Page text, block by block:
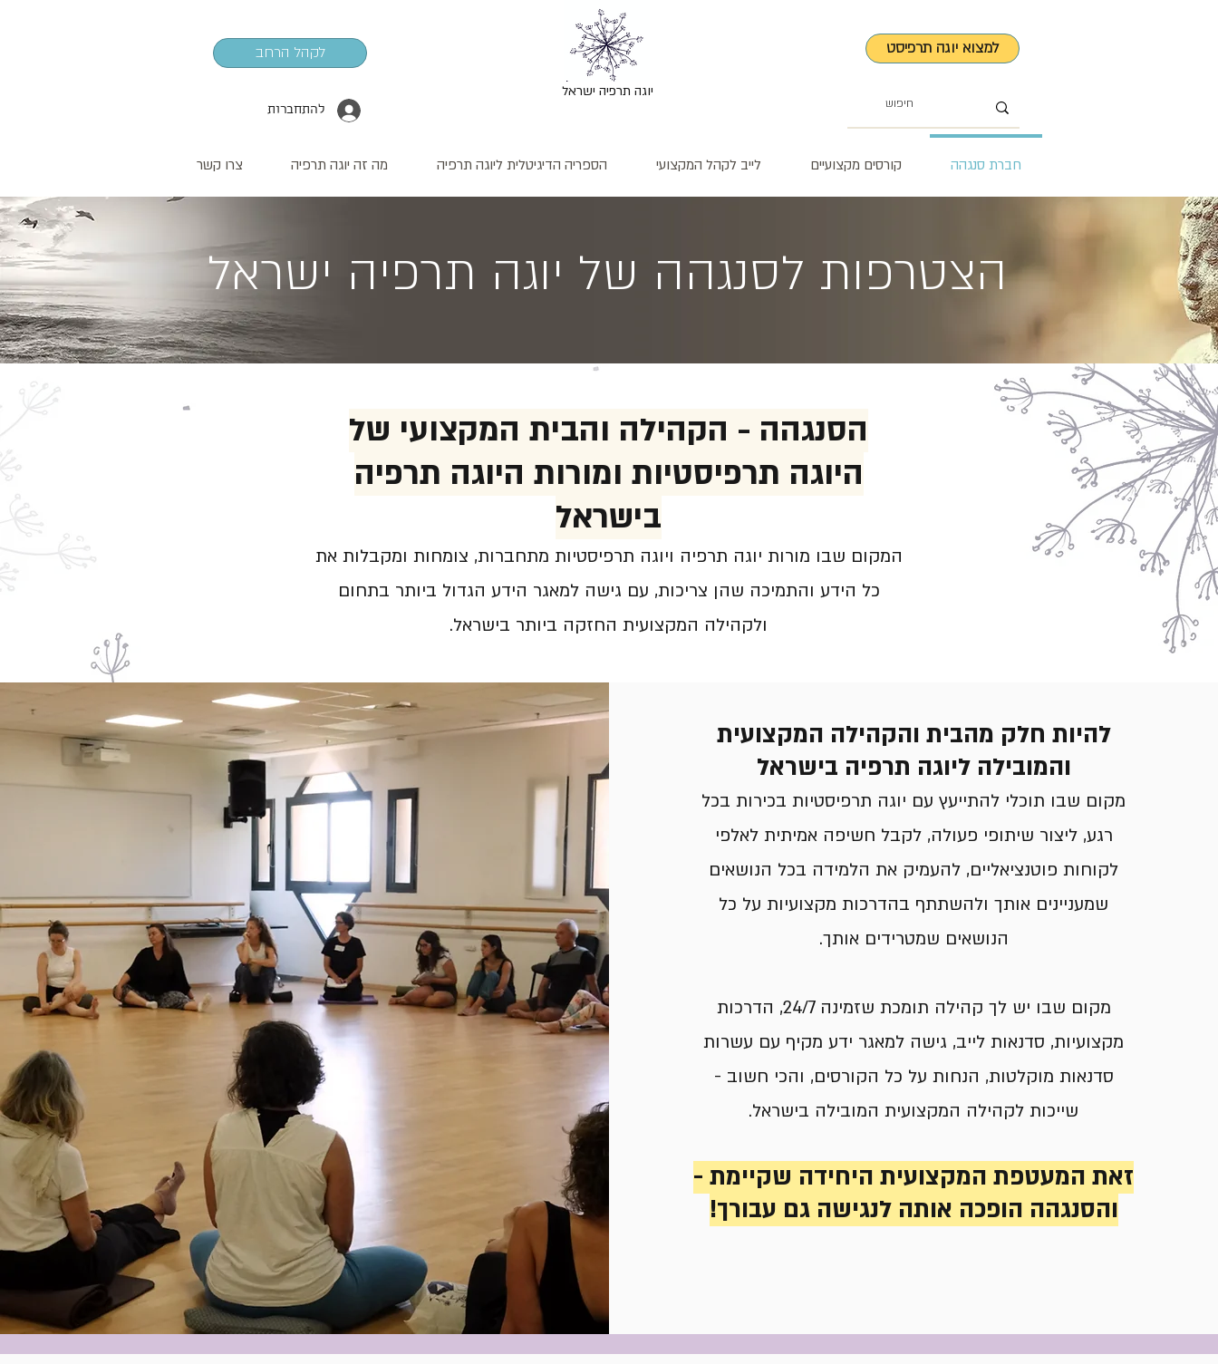
לקהל הרחב
להתחברות
יוגה תרפיה ישראל
למצוא יוגה תרפיסט
חברת סנגהה קורסים מקצועיים לייב לקהל המקצועי הספריה הדיגיטלית ליוגה תרפיה מה זה יוגה תרפיה צרו קשר
הצטרפות לסנגהה של יוגה תרפיה ישראל
הסנגהה - הקהילה והבית המקצועי של
היוגה תרפיסטיות ומורות היוגה תרפיה
בישראל
​המקום שבו מורות יוגה תרפיה ויוגה תרפיסטיות מתחברות, צומחות ומקבלות את
כל הידע והתמיכה שהן צריכות, עם גישה למאגר הידע הגדול ביותר בתחום
ולקהילה המקצועית החזקה ביותר בישראל.​
להיות חלק מהבית והקהילה המקצועית
והמובילה ליוגה תרפיה בישראל
מקום שבו תוכלי להתייעץ עם יוגה תרפיסטיות בכירות בכל
רגע, ליצור שיתופי פעולה, לקבל חשיפה אמיתית לאלפי
לקוחות פוטנציאליים, להעמיק את הלמידה בכל הנושאים
שמעניינים אותך ולהשתתף בהדרכות מקצועיות על כל
הנושאים שמטרידים אותך.
מקום שבו יש לך קהילה תומכת שזמינה 24/7, הדרכות
מקצועיות, סדנאות לייב, גישה למאגר ידע מקיף עם עשרות
סדנאות מוקלטות, הנחות על כל הקורסים, והכי חשוב -
שייכות לקהילה המקצועית המובילה בישראל.
זאת המעטפת המקצועית היחידה שקיימת -
והסנגהה הופכה אותה לנגישה גם עבורך!